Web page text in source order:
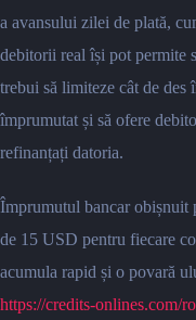
a avansului zilei de plată,
debitorii real își pot permite
trebui să limiteze cât de des
împrumutat și să ofere
refinanțați datoria.
Împrumutul bancar obișnuit
de 15 USD pentru fiecare
acumula rapid și o povară
https://credits-onlines.com/